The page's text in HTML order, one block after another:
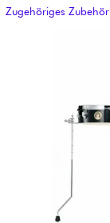
Zugehöriges Zubehör